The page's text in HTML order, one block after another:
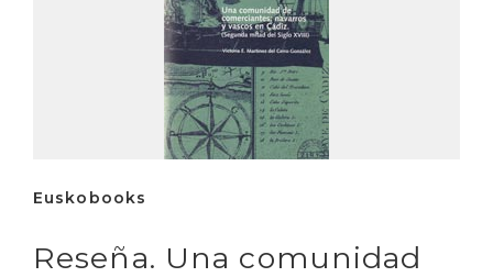
Euskobooks
Reseña. Una comunidad